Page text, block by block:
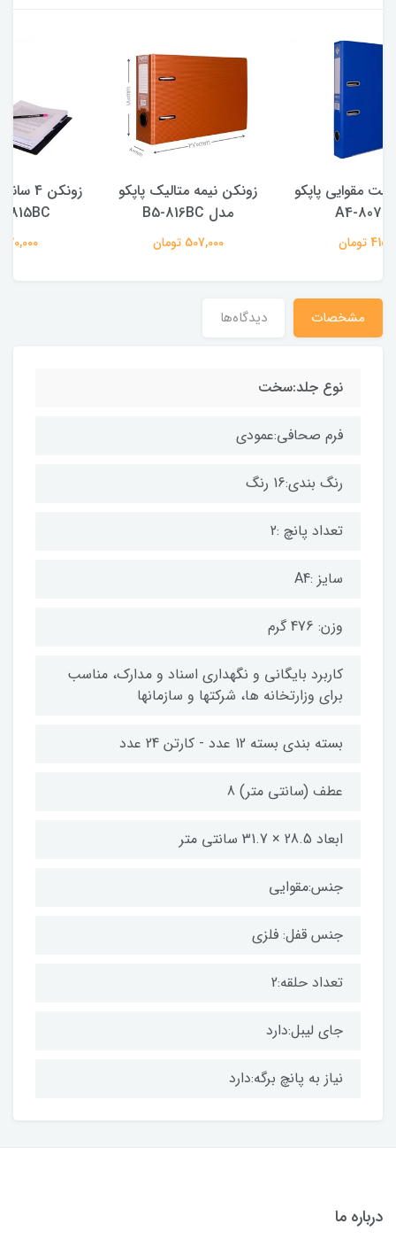
زونکن نیمه متالیک پاپکو
مدل B5-816BC
زونکن 4 سانت متالیک مدل
A4-815BC پاپکو
مشخصات دیدگاه‌ها
نوع جلد:سخت
فرم صحافی:عمودی
رنگ بندی:16 رنگ
تعداد پانچ :2
سایز :A4
وزن: 476 گرم
کاربرد بایگانی و نگهداری اسناد و مدارک، مناسب
برای وزارتخانه ها، شرکتها و سازمانها
بسته بندی بسته 12 عدد - کارتن 24 عدد
عطف (سانتی متر) 8
ابعاد 28.5 × 31.7 سانتی متر
جنس:مقوایی
جنس قفل: فلزی
تعداد حلقه:2
جای لیبل:دارد
نیاز به پانچ برگه:دارد
درباره ما